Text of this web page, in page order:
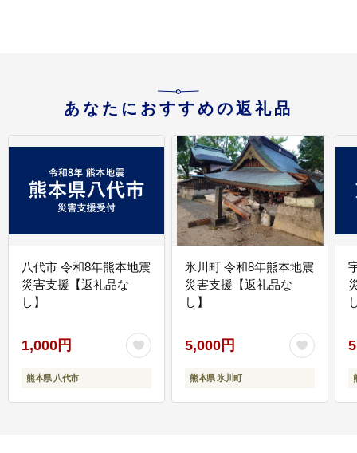
あなたにおすすめの返礼品
八代市 令和8年熊本地震
災害支援【返礼品な
し】
1,000円
熊本県 八代市
氷川町 令和8年熊本地震
災害支援【返礼品な
し】
5,000円
熊本県 氷川町